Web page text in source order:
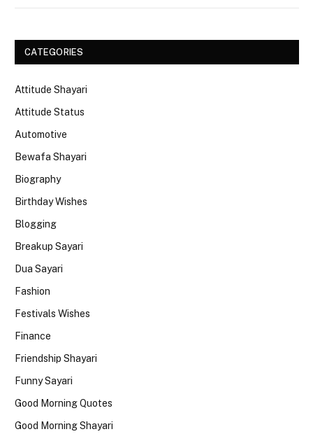
CATEGORIES
Attitude Shayari
Attitude Status
Automotive
Bewafa Shayari
Biography
Birthday Wishes
Blogging
Breakup Sayari
Dua Sayari
Fashion
Festivals Wishes
Finance
Friendship Shayari
Funny Sayari
Good Morning Quotes
Good Morning Shayari